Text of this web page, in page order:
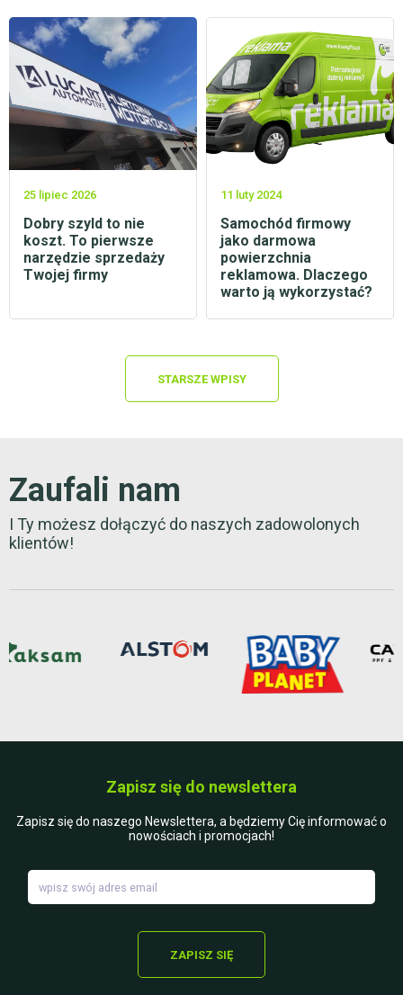
25 lipiec 2026
Dobry szyld to nie
koszt. To pierwsze
narzędzie sprzedaży
Twojej firmy
11 luty 2024
Samochód firmowy
jako darmowa
powierzchnia
reklamowa. Dlaczego
warto ją wykorzystać?
STARSZE WPISY
Zaufali nam
I Ty możesz dołączyć do naszych zadowolonych
klientów!
Zapisz się do newslettera
Zapisz się do naszego Newslettera, a będziemy Cię informować o
nowościach i promocjach!
ZAPISZ SIĘ